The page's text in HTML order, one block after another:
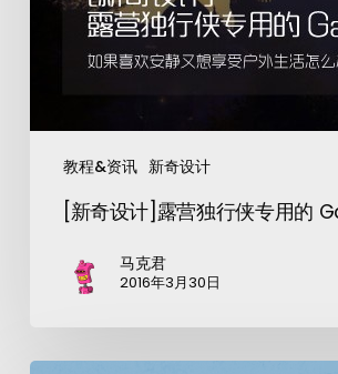
教程&资讯 新奇设计
[新奇设计]露营独行侠专用的
马克君
2016年3月30日